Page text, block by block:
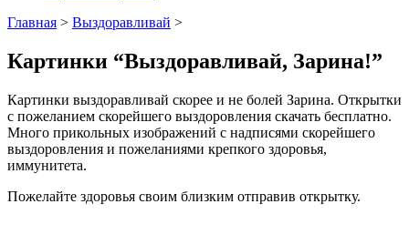
Главная > Выздоравливай >
Картинки “Выздоравливай, Зарина!”
Картинки выздоравливай скорее и не болей Зарина. Открытки
с пожеланием скорейшего выздоровления скачать бесплатно.
Много прикольных изображений с надписями скорейшего
выздоровления и пожеланиями крепкого здоровья,
иммунитета.
Пожелайте здоровья своим близким отправив открытку.